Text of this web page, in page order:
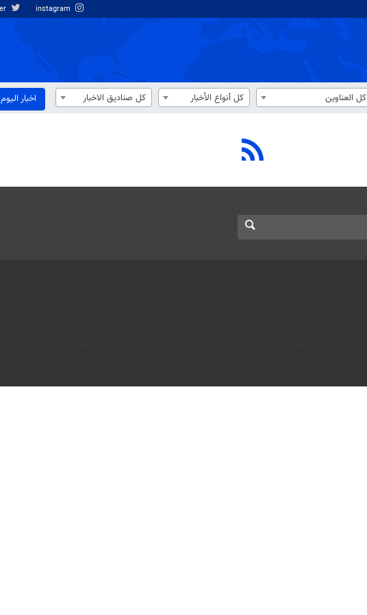
كل العناوين كل أنواع الأخبار كل صناديق الاخبار اخبار الیوم